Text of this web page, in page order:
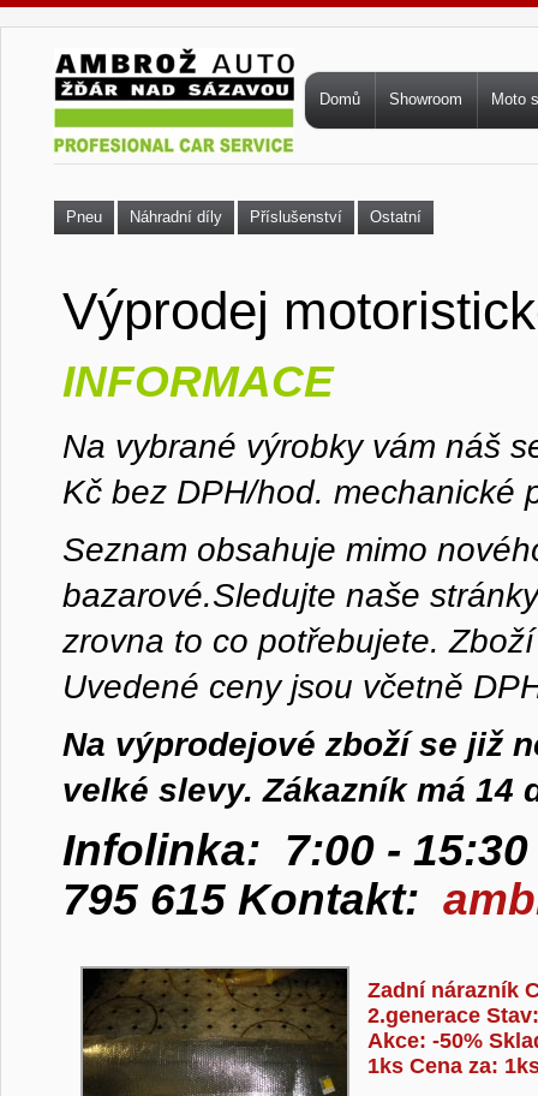
Přejít k hlavnímu obsahu
Hlavní menu
Domů Showroom Moto
Pneu Náhradní díly Příslušenství Ostatní
Výprodej
INFORMACE
Na vybrané výrobky vám náš
Kč bez DPH/hod. mechanické
Seznam obsahuje mimo
bazarové.Sledujte naše
zrovna to co potřebujete.
Uvedené ceny jsou včetně
Na výprodejové zboží se již
velké slevy. Zákazník má 14
Infolinka: 7:00 -
795 615 Kontakt:
Zadní nárazník
2.generace
Akce: -50%
1ks Cena za:
Stránky